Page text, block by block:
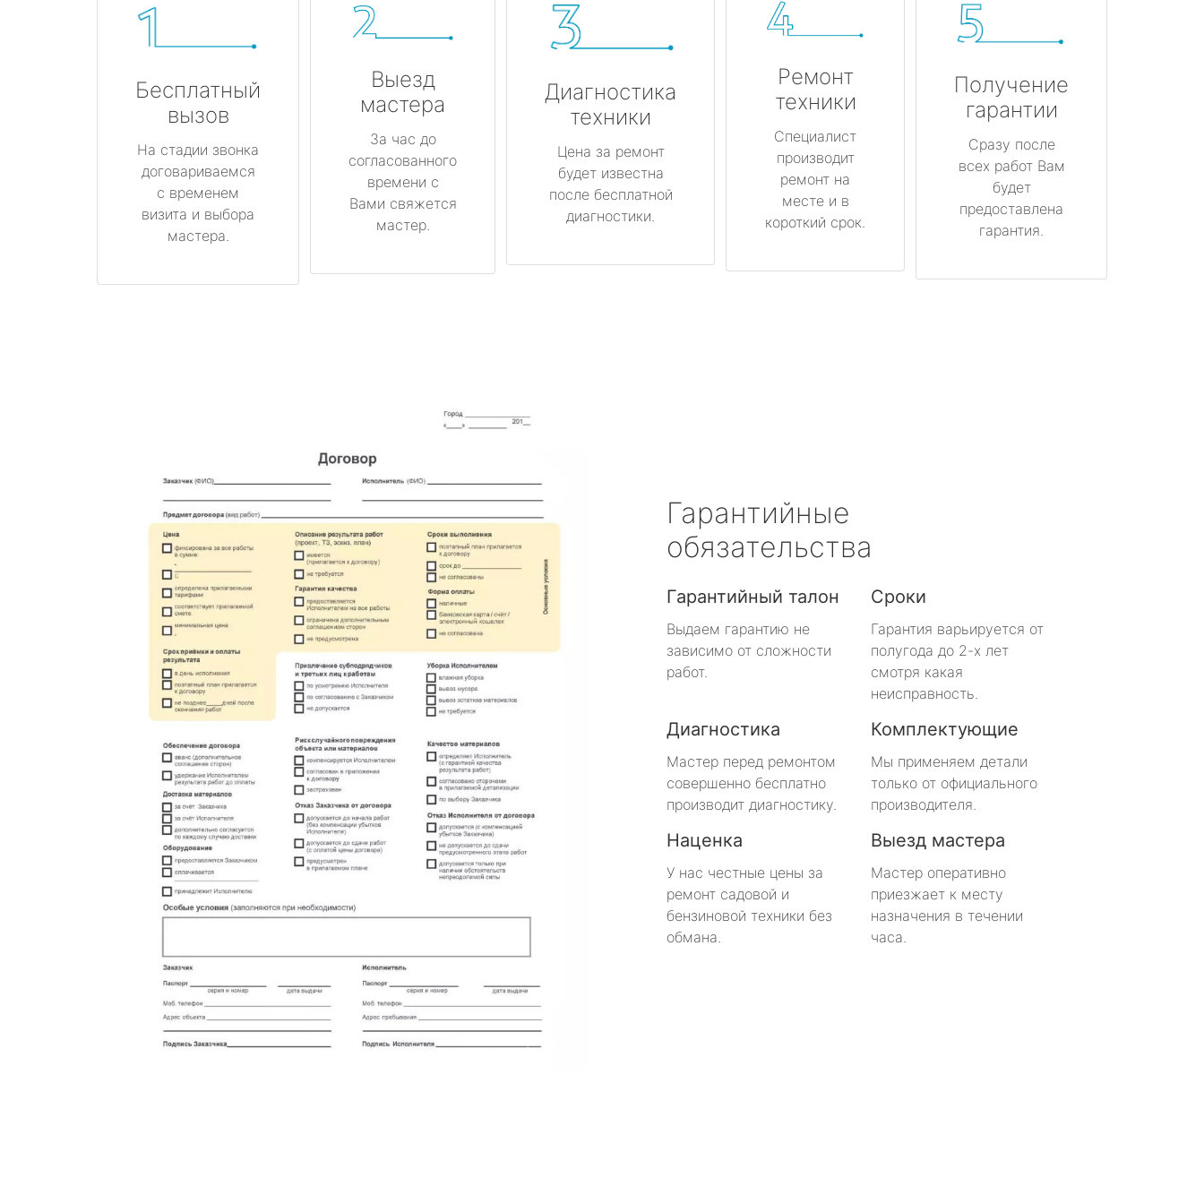
Бесплатный
вызов
На стадии звонка
договариваемся
с временем
визита и выбора
мастера.
Выезд
мастера
За час до
согласованного
времени с
Вами свяжется
мастер.
Диагностика
техники
Цена за ремонт
будет известна
после бесплатной
диагностики.
Ремонт
техники
Специалист
производит
ремонт на
месте и в
короткий срок.
Получение
гарантии
Сразу после
всех работ Вам
будет
предоставлена
гарантия.
Гарантийные
обязательства
Гарантийный талон
Выдаем гарантию не
зависимо от сложности
работ.
Сроки
Гарантия варьируется от
полугода до 2-х лет
смотря какая
неисправность.
Диагностика
Мастер перед ремонтом
совершенно бесплатно
производит диагностику.
Комплектующие
Мы применяем детали
только от официального
производителя.
Наценка
У нас честные цены за
ремонт садовой и
бензиновой техники без
обмана.
Выезд мастера
Мастер оперативно
приезжает к месту
назначения в течении
часа.